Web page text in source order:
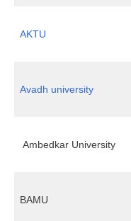
AKTU
Avadh university
Ambedkar University
BAMU